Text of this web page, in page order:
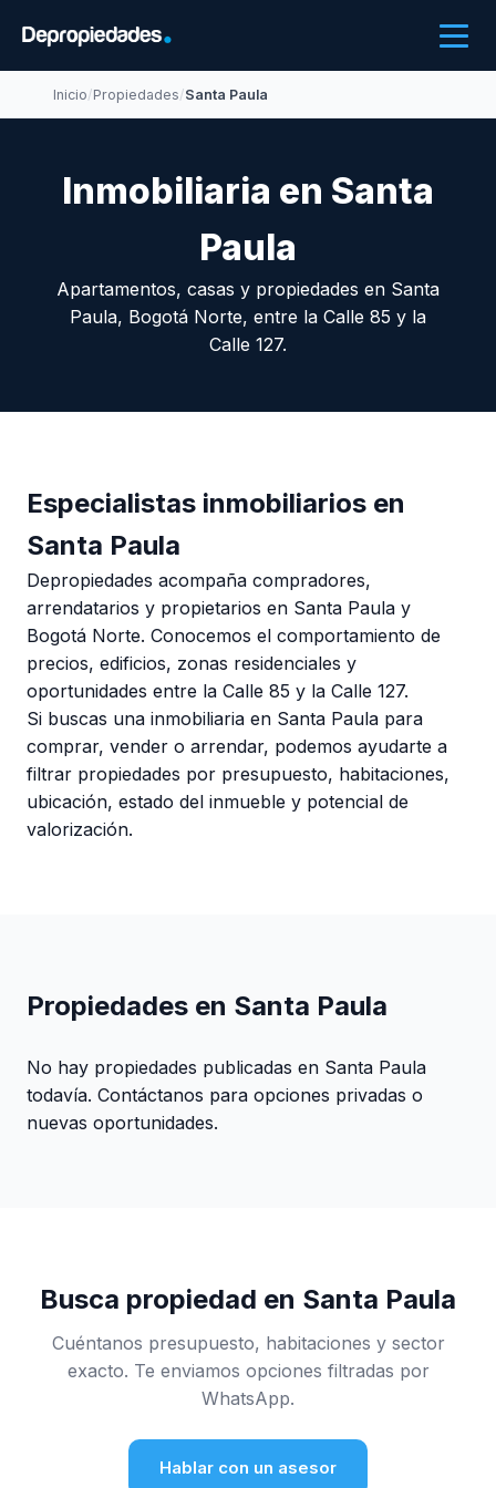
Inicio/Propiedades/Santa Paula
Inmobiliaria en Santa
Paula
Apartamentos, casas y propiedades en Santa
Paula, Bogotá Norte, entre la Calle 85 y la
Calle 127.
Especialistas inmobiliarios en
Santa Paula
Depropiedades acompaña compradores,
arrendatarios y propietarios en Santa Paula y
Bogotá Norte. Conocemos el comportamiento de
precios, edificios, zonas residenciales y
oportunidades entre la Calle 85 y la Calle 127.
Si buscas una inmobiliaria en Santa Paula para
comprar, vender o arrendar, podemos ayudarte a
filtrar propiedades por presupuesto, habitaciones,
ubicación, estado del inmueble y potencial de
valorización.
Propiedades en Santa Paula
No hay propiedades publicadas en Santa Paula
todavía. Contáctanos para opciones privadas o
nuevas oportunidades.
Busca propiedad en Santa Paula
Cuéntanos presupuesto, habitaciones y sector
exacto. Te enviamos opciones filtradas por
WhatsApp.
Hablar con un asesor